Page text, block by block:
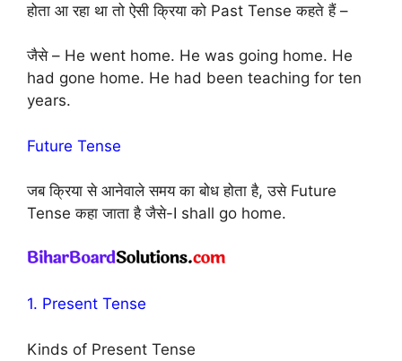
होता आ रहा था तो ऐसी क्रिया को Past Tense कहते हैं –
जैसे – He went home. He was going home. He
had gone home. He had been teaching for ten
years.
Future Tense
जब क्रिया से आनेवाले समय का बोध होता है, उसे Future
Tense कहा जाता है जैसे-I shall go home.
1. Present Tense
Kinds of Present Tense